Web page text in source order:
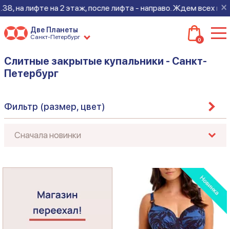
×
лифте на 2 этаж, после лифта - направо. Ждем всех на
Две Планеты
Санкт-Петербург 0
Слитные закрытые купальники - Санкт-
Петербург
Фильтр (размер, цвет)